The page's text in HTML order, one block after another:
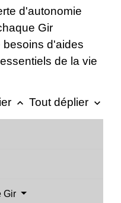
d'autonomie
Gir
d'aides
de la vie
keyboard_arrow_up Tout déplier keyboard_arrow_down
Gir